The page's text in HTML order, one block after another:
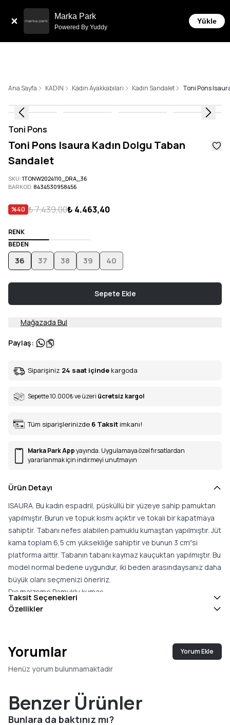
Marka Park
Powered By Yuddy
Yükle
Ana Sayfa KADIN Kadın Ayakkabıları Kadın Sandalet Toni Pons
Toni Pons
Toni Pons Isaura Kadın Dolgu Taban
Sandalet
SKU:1TONW2024110_DRA_36
BARKOD: 8434530958456
%40 ₺ 7.439,00₺ 4.463,40
RENK
BEDEN
36 37 38 39 40
Sepete Ekle
Mağazada Bul
Paylaş:
Siparişiniz 24 saat içinde kargoda
Sepette 10.000₺ve üzeri ücretsiz kargo!
Tüm siparişlerinizde 6 Taksit imkanı!
Marka Park Appyayında. Uygulamaya özel fırsatlardan
yararlanmak için indirmeyi unutmayın
Ürün Detayı
ISAURA. Bu kadın espadril, püsküllü bir yüzeye sahip pamuktan
yapılmıştır. Burun ve topuk kısmı açıktır ve tokalı bir kapatmaya
sahiptir. Tabanı nefes alabilen pamuklu kumaştan yapılmıştır. Jüt
kama toplam 6,5 cm yüksekliğe sahiptir ve bunun 3 cm''si
platforma aittir. Tabanın tabanı kaymaz kauçuktan yapılmıştır. Bu
model normal bedene uygundur, iki beden arasındaysanız daha
büyük olanı seçmenizi öneririz.
Dış malzeme Pamuklu kumaş
İç taban malzemesi Kumaş
Taksit Seçenekleri
Özellikler
Yorumlar Yorum Ekle
Henüz yorum bulunmamaktadır
Benzer Ürünler
Bunlara da baktınız mı?